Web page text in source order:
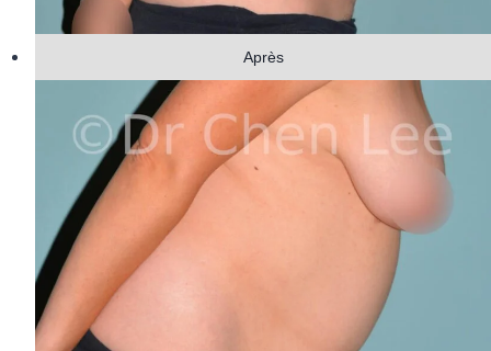
Après